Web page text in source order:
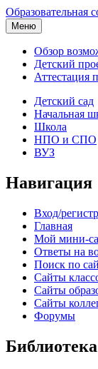
Образовательная
Меню
Обзор
Детский
Аттестация
Детский сад
Начальная
Школа
НПО и СПО
ВУЗ
Навигация
Вход/
Главная
Мой мини-
Ответы на
Поиск по
Сайты
Сайты
Сайты
Форумы
Библиотека